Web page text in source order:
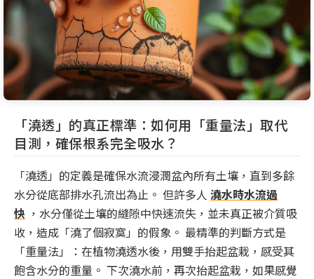
「澆透」的真正標準：如何用「重量法」取代
目測，確保根系完全吸水？
「澆透」的定義是確保水流浸潤盆內所有土壤，直到多餘
水分從底部排水孔流出為止。 但許多人 澆水時水流過
快 ，水分僅從土壤的縫隙中快速流失，並未真正被介質吸
收，造成「澆了個寂寞」的假象。 最精準的判斷方式是
「重量法」：在植物澆透水後，用雙手抬起盆栽，感受其
飽含水分的重量。 下次澆水前，再次抬起盆栽，如果感覺